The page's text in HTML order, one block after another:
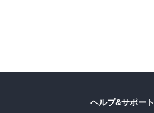
ヘルプ&サポート